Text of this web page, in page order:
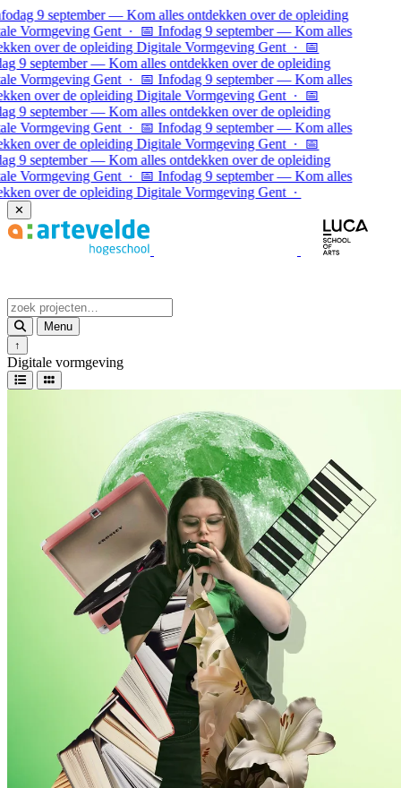
Ga naar inhoud
9 september — Kom alles ontdekken over de opleiding
Vormgeving Gent · 📅 Infodag 9 september — Kom alles
over de opleiding Digitale Vormgeving Gent · 📅
9 september — Kom alles ontdekken over de opleiding
Vormgeving Gent · 📅 Infodag 9 september — Kom alles
over de opleiding Digitale Vormgeving Gent ·
📅
9 september — Kom alles ontdekken over de opleiding
Vormgeving Gent · 📅 Infodag 9 september — Kom alles
over de opleiding Digitale Vormgeving Gent · 📅
9 september — Kom alles ontdekken over de opleiding
Vormgeving Gent · 📅 Infodag 9 september — Kom alles
over de opleiding Digitale Vormgeving Gent ·
✕
Menu
↑
Digitale vormgeving